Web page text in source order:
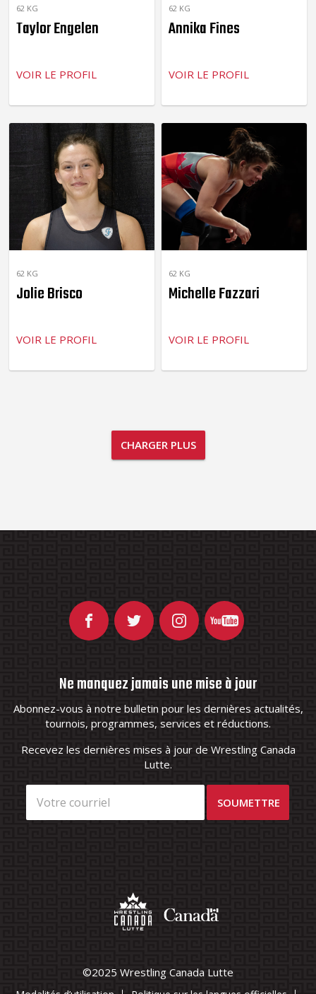
62 KG
Taylor Engelen
VOIR LE PROFIL
62 KG
Annika Fines
VOIR LE PROFIL
62 KG
Jolie Brisco
VOIR LE PROFIL
62 KG
Michelle Fazzari
VOIR LE PROFIL
CHARGER PLUS
Ne manquez jamais une mise à jour
Abonnez-vous à notre bulletin pour les dernières actualités,
tournois, programmes, services et réductions.
Recevez les dernières mises à jour de Wrestling Canada
Lutte.
©2025 Wrestling Canada Lutte